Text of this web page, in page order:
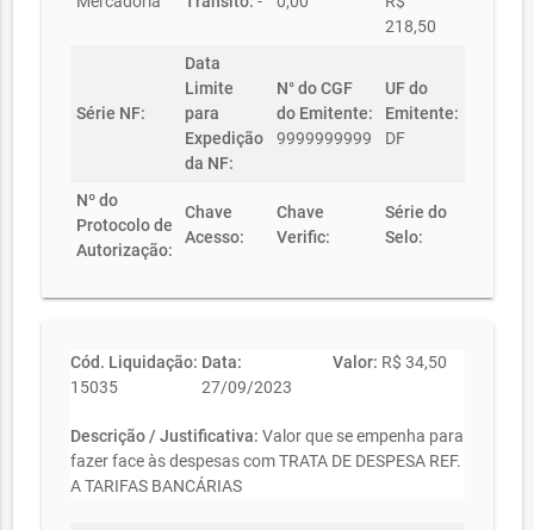
218,50
Série NF:
Data
Limite
para
Expedição
da NF:
N° do CGF
do Emitente:
9999999999
UF do
Emitente:
DF
Nº do
Protocolo de
Autorização:
Chave
Acesso:
Chave
Verific:
Série do
Selo:
Cód. Liquidação:
15035
Data:
27/09/2023
Valor: R$ 34,50
Descrição / Justificativa: Valor que se empenha para
fazer face às despesas com TRATA DE DESPESA REF.
A TARIFAS BANCÁRIAS